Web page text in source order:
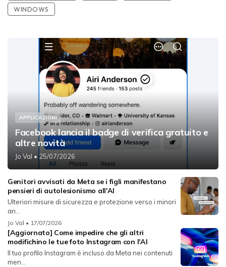
WINDOWS
APPLICAZIONI
Facebook lancia il badge di verifica gratuito e
altre novità
Jo Val • 25/07/2026
Genitori avvisati da Meta se i figli manifestano
pensieri di autolesionismo all'AI
Ulteriori misure di sicurezza e protezione verso i minori
an...
Jo Val • 17/07/2026
[Aggiornato] Come impedire che gli altri
modifichino le tue foto Instagram con l'AI
Il tuo profilo Instagram è incluso da Meta nei contenuti
men...